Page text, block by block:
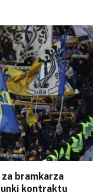
bramkarza
kontraktu